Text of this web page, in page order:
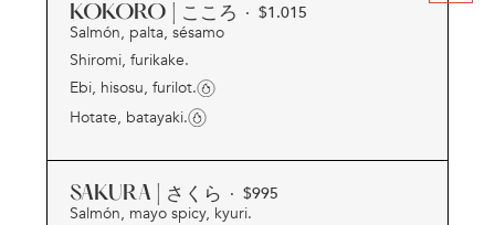
KOKORO | こころ · $1.015
Salmón, palta, sésamo
Shiromi, furikake.
Ebi, hisosu, furilot.
Hotate, batayaki.
SAKURA | さくら · $995
Salmón, mayo spicy, kyuri.